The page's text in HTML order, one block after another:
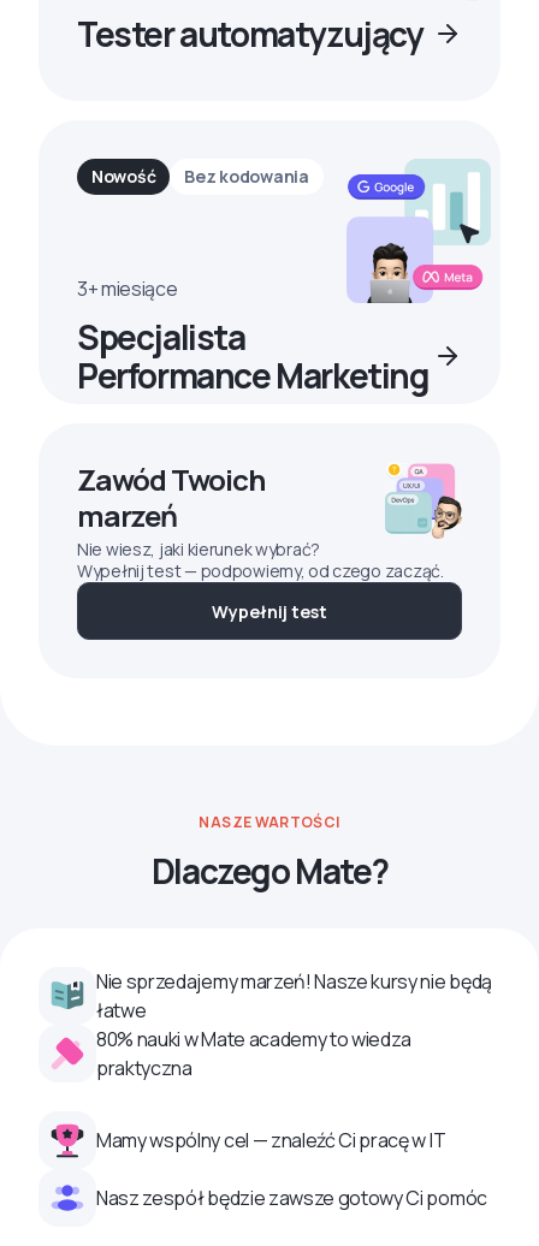
Tester automatyzujący
Nowość Bez kodowania
3+ miesiące
Specjalista
Performance Marketing
Zawód Twoich
marzeń
Nie wiesz, jaki kierunek wybrać?
Wypełnij test — podpowiemy, od czego zacząć.
Wypełnij test
NASZE WARTOŚCI
Dlaczego Mate?
Nie sprzedajemy marzeń! Nasze kursy nie będą
łatwe
80% nauki w Mate academy to wiedza
praktyczna
Mamy wspólny cel — znaleźć Ci pracę w IT
Nasz zespół będzie zawsze gotowy Ci pomóc